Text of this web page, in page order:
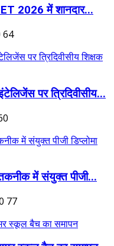
2026 में शानदार...
64
पर त्रिदिवीसीय...
में संयुक्त पीजी...
77